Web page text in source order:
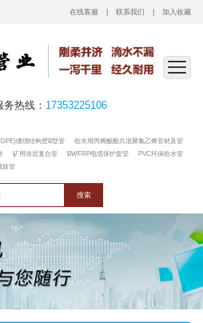
在线客服 联系我们 加入收藏
热线： 17353225106
缠绕结构壁B型管
给水用丙烯酸酯共混聚氯乙烯管材及管
矿用涂层复合管 BWFRP电缆保护套管
PVC环保给水管
旋管